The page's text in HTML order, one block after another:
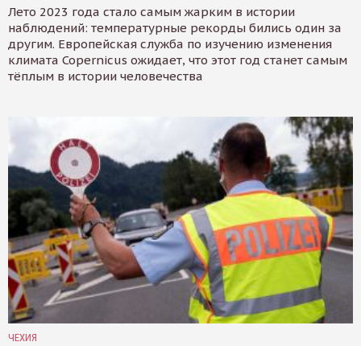
Лето 2023 года стало самым жарким в истории
наблюдений: температурные рекорды бились один за
другим. Европейская служба по изучению изменения
климата Copernicus ожидает, что этот год станет самым
тёплым в истории человечества
ЧЕХИЯ